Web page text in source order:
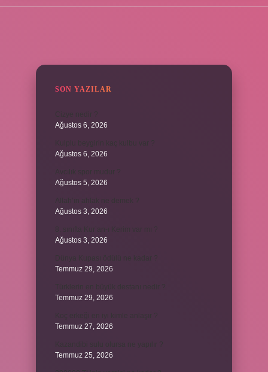
SON YAZILAR
Ağustos 6, 2026
Ağustos 6, 2026
Ağustos 5, 2026
Ağustos 3, 2026
Ağustos 3, 2026
Temmuz 29, 2026
Temmuz 29, 2026
Temmuz 27, 2026
Temmuz 25, 2026